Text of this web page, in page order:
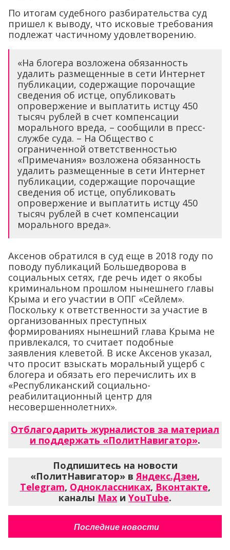
По итогам судебного разбирательства суд
пришел к выводу, что исковые требования
подлежат частичному удовлетворению.
«На блогера возложена обязанность
удалить размещенные в сети Интернет
публикации, содержащие порочащие
сведения об истце, опубликовать
опровержение и выплатить истцу 450
тысяч рублей в счет компенсации
морального вреда, – сообщили в пресс-
службе суда. – На Общество с
ограниченной ответственностью
«Примечания» возложена обязанность
удалить размещенные в сети Интернет
публикации, содержащие порочащие
сведения об истце, опубликовать
опровержение и выплатить истцу 450
тысяч рублей в счет компенсации
морального вреда».
Аксенов обратился в суд еще в 2018 году по
поводу публикаций Большедворова в
социальных сетях, где речь идет о якобы
криминальном прошлом нынешнего главы
Крыма и его участии в ОПГ «Сейлем».
Поскольку к ответственности за участие в
организованных преступных
формированиях нынешний глава Крыма не
привлекался, то считает подобные
заявления клеветой. В иске Аксенов указал,
что просит взыскать моральный ущерб с
блогера и обязать его перечислить их в
«Республиканский социально-
реабилитационный центр для
несовершеннолетних».
Отблагодарить журналистов за материал
и поддержать «ПолитНавигатор».
Подпишитесь на новости
«ПолитНавигатор» вЯндекс.Дзен,
Telegram, Одноклассниках, Вконтакте,
каналы Max и YouTube.
Последние новости